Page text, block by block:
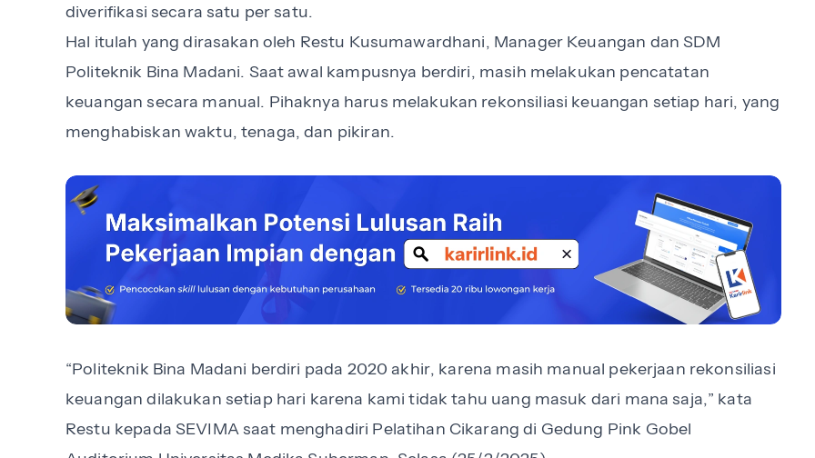
diverifikasi secara satu per satu.
Hal itulah yang dirasakan oleh Restu Kusumawardhani, Manager Keuangan dan SDM
Politeknik Bina Madani. Saat awal kampusnya berdiri, masih melakukan pencatatan
keuangan secara manual. Pihaknya harus melakukan rekonsiliasi keuangan setiap hari, yang
menghabiskan waktu, tenaga, dan pikiran.
“Politeknik Bina Madani berdiri pada 2020 akhir, karena masih manual pekerjaan rekonsiliasi
keuangan dilakukan setiap hari karena kami tidak tahu uang masuk dari mana saja,” kata
Restu kepada SEVIMA saat menghadiri Pelatihan Cikarang di Gedung Pink Gobel